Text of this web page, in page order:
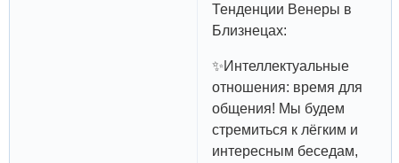
Тенденции Венеры в
Близнецах:
✨Интеллектуальные
отношения: время для
общения! Мы будем
стремиться к лёгким и
интересным беседам,